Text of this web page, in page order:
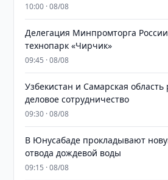
10:00 · 08/08
Делегация Минпромторга
технопарк «Чирчик»
09:45 · 08/08
Узбекистан и Самарская
деловое сотрудничество
09:30 · 08/08
В Юнусабаде прокладывают
отвода дождевой воды
09:15 · 08/08